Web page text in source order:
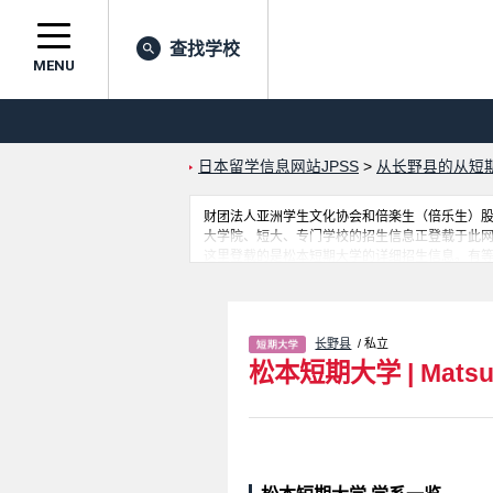
MENU
查找学校
日本留学信息网站JPSS > 从长野县的从短
财团法人亚洲学生文化协会和倍楽生（倍乐生）
大学院、短大、专门学校的招生信息正登载于此网
这里登载的是松本短期大学的详细招生信息。
长野县 / 私立
松本短期大学 |